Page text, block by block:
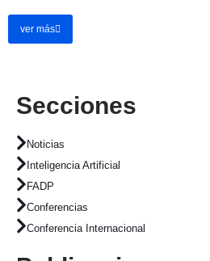
ver más
Secciones
Noticias
Inteligencia Artificial
FADP
Conferencias
Conferencia Internacional